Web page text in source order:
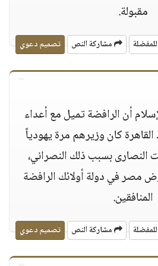
مقبولة.
مشاركة النص تصميم دعوي
أن الرافضة تميل مع أعداء
القاهرة كان وزيرهم مرة يهودياً
النصارى بسبب ذلك النصراني،
مصر في دولة أولائك الرافضة
المنافقين.
مشاركة النص تصميم دعوي